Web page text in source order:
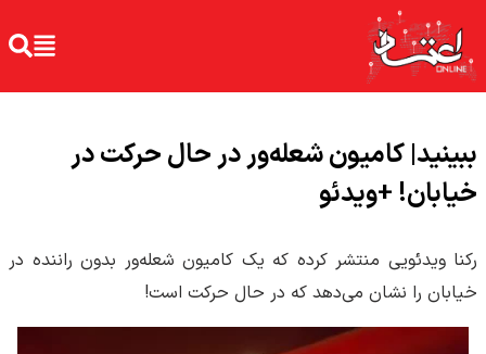
ببینید| کامیون شعله‌ور در حال حرکت در
خیابان! +‌ویدئو
رکنا ویدئویی منتشر کرده که یک کامیون شعله‌ور بدون راننده در
خیابان را نشان می‌دهد که در حال حرکت است!